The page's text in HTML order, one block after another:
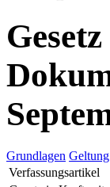
Grundlagen Geltung
Verfassungsartikel